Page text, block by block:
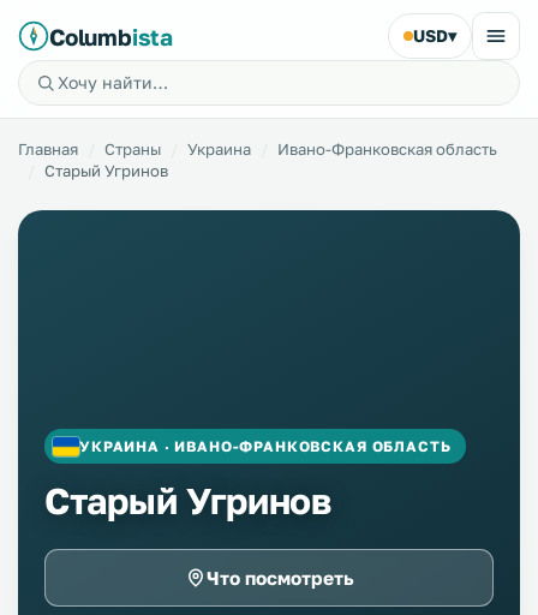
Columbista USD▾
Главная Страны Украина
Ивано-Франковская область
Старый Угринов
УКРАИНА · ИВАНО-ФРАНКОВСКАЯ ОБЛАСТЬ
Старый Угринов
Что посмотреть